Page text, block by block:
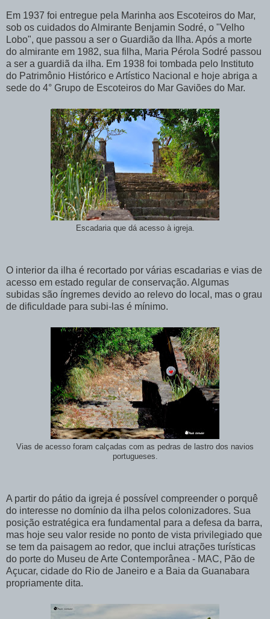
Em 1937 foi entregue pela Marinha aos Escoteiros do Mar,
sob os cuidados do Almirante Benjamin Sodré, o "Velho
Lobo", que passou a ser o Guardião da Ilha. Após a morte
do almirante em 1982, sua filha, Maria Pérola Sodré passou
a ser a guardiã da ilha. Em 1938 foi tombada pelo Instituto
do Patrimônio Histórico e Artístico Nacional e hoje abriga a
sede do 4° Grupo de Escoteiros do Mar Gaviões do Mar.
Escadaria que dá acesso à igreja.
O interior da ilha é recortado por várias escadarias e vias de
acesso em estado regular de conservação. Algumas
subidas são íngremes devido ao relevo do local, mas o grau
de dificuldade para subi-las é mínimo.
Vias de acesso foram calçadas com as pedras de lastro dos navios
portugueses.
A partir do pátio da igreja é possível compreender o porquê
do interesse no domínio da ilha pelos colonizadores. Sua
posição estratégica era fundamental para a defesa da barra,
mas hoje seu valor reside no ponto de vista privilegiado que
se tem da paisagem ao redor, que inclui atrações turísticas
do porte do Museu de Arte Contemporânea - MAC, Pão de
Açucar, cidade do Rio de Janeiro e a Baia da Guanabara
propriamente dita.